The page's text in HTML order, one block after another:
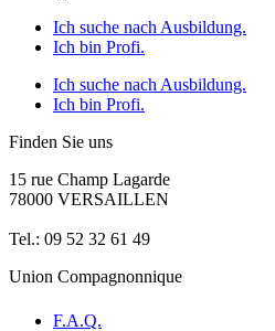
Ich suche nach Ausbildung.
Ich bin Profi.
Ich suche nach Ausbildung.
Ich bin Profi.
Finden Sie uns
15 rue Champ Lagarde
78000 VERSAILLEN
Tel.: 09 52 32 61 49
Union Compagnonnique
F.A.Q.